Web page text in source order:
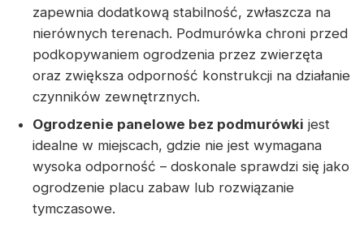
zapewnia dodatkową stabilność, zwłaszcza na
nierównych terenach. Podmurówka chroni przed
podkopywaniem ogrodzenia przez zwierzęta
oraz zwiększa odporność konstrukcji na działanie
czynników zewnętrznych.
Ogrodzenie panelowe bez podmurówki jest
idealne w miejscach, gdzie nie jest wymagana
wysoka odporność – doskonale sprawdzi się jako
ogrodzenie placu zabaw lub rozwiązanie
tymczasowe.